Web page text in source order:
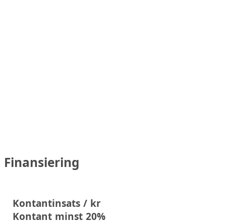
Finansiering
Kontantinsats / kr
Kontant minst 20%